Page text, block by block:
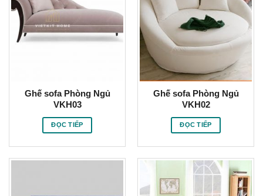
Ghế sofa Phòng Ngủ
VKH03
ĐỌC TIẾP
Ghế sofa Phòng Ngủ
VKH02
ĐỌC TIẾP